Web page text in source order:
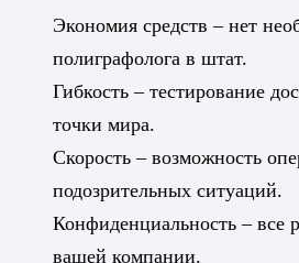
Экономия средств – нет
полиграфолога в штат.
Гибкость – тестирование
точки мира.
Скорость – возможность
подозрительных ситуаций.
Конфиденциальность – все
вашей компании.